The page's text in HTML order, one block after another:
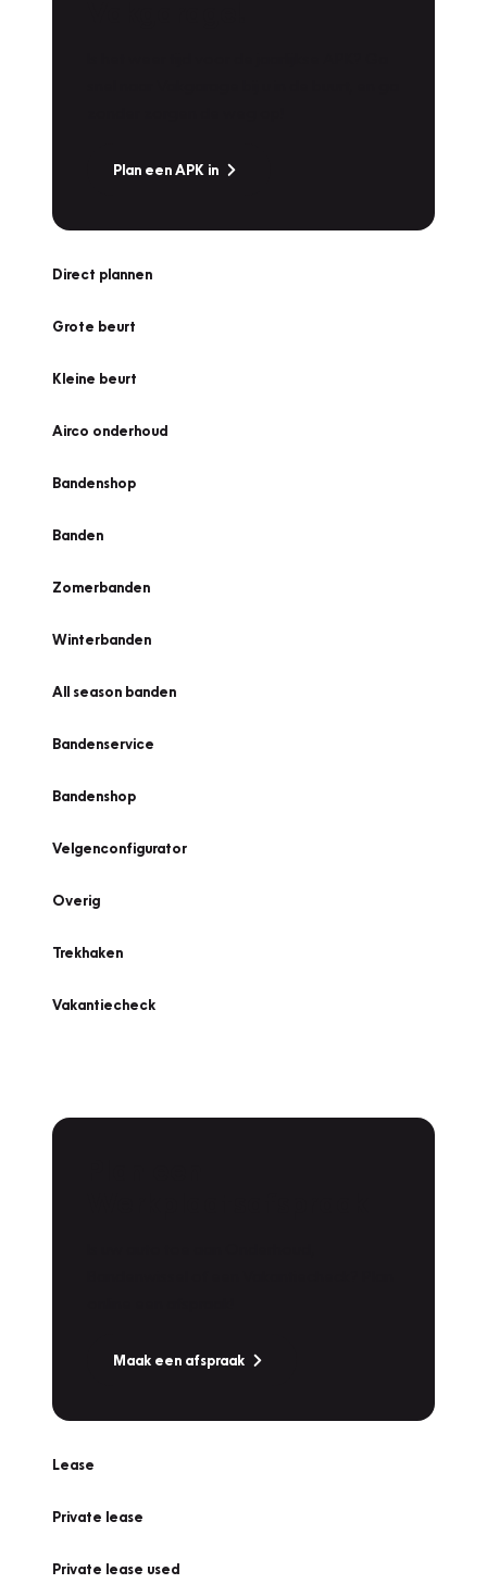
Plan een APK in
Direct plannen
Grote beurt
Kleine beurt
Airco onderhoud
Bandenshop
Banden
Zomerbanden
Winterbanden
All season banden
Bandenservice
Bandenshop
Velgenconfigurator
Overig
Trekhaken
Vakantiecheck
Maak een afspraak
Lease
Private lease
Private lease used